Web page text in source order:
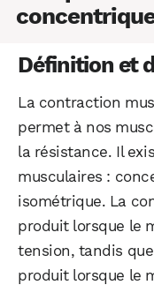
Définition et
La contraction
permet à nos
la résistance. Il
musculaires :
isométrique. La
produit lorsque le
tension, tandis
produit lorsque le